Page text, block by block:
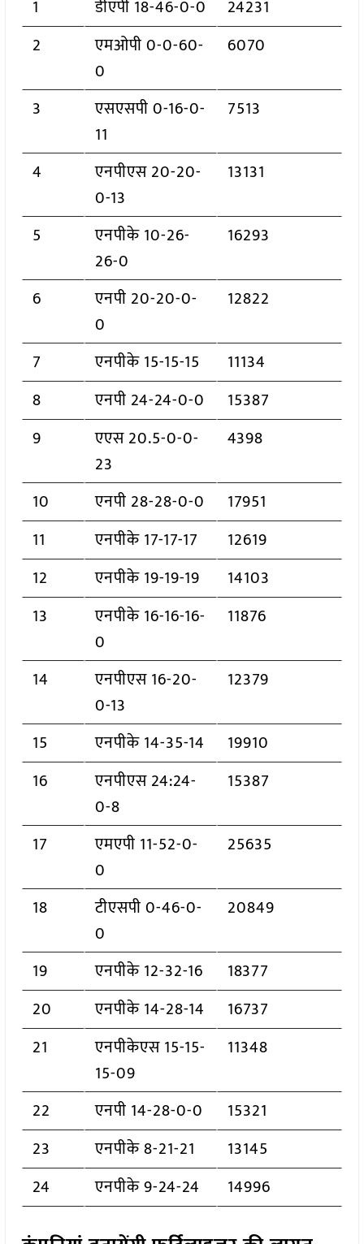
1
डीएपी 18-46-0-0
24231
2
एमओपी 0-0-60-
0
6070
3
एसएसपी 0-16-0-
11
7513
4
एनपीएस 20-20-
0-13
13131
5
एनपीके 10-26-
26-0
16293
6
एनपी 20-20-0-
0
12822
7 एनपीके 15-15-15
11134
8
एनपी 24-24-0-0
15387
9
एएस 20.5-0-0-
23
4398
10 एनपी 28-28-0-0
17951
11
एनपीके 17-17-17
12619
12
एनपीके 19-19-19
14103
13
एनपीके 16-16-16-
0
11876
14
एनपीएस 16-20-
0-13
12379
15 एनपीके 14-35-14
19910
16
एनपीएस 24:24-
0-8
15387
17
एमएपी 11-52-0-
0
25635
18
टीएसपी 0-46-0-
0
20849
19 एनपीके 12-32-16
18377
20
एनपीके 14-28-14
16737
21
एनपीकेएस 15-15-
15-09
11348
22 एनपी 14-28-0-0
15321
23
एनपीके 8-21-21
13145
24
एनपीके 9-24-24 14996